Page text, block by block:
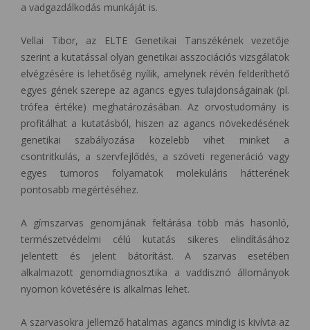
a vadgazdálkodás munkáját is.
Vellai Tibor, az ELTE Genetikai Tanszékének vezetője
szerint a kutatással olyan genetikai asszociációs vizsgálatok
elvégzésére is lehetőség nyílik, amelynek révén felderíthető
egyes gének szerepe az agancs egyes tulajdonságainak (pl.
trófea értéke) meghatározásában. Az orvostudomány is
profitálhat a kutatásból, hiszen az agancs növekedésének
genetikai szabályozása közelebb vihet minket a
csontritkulás, a szervfejlődés, a szöveti regeneráció vagy
egyes tumoros folyamatok molekuláris hátterének
pontosabb megértéséhez.
A gímszarvas genomjának feltárása több más hasonló,
természetvédelmi célú kutatás sikeres elindításához
jelentett és jelent bátorítást. A szarvas esetében
alkalmazott genomdiagnosztika a vaddisznó állományok
nyomon követésére is alkalmas lehet.
A szarvasokra jellemző hatalmas agancs mindig is kivívta az